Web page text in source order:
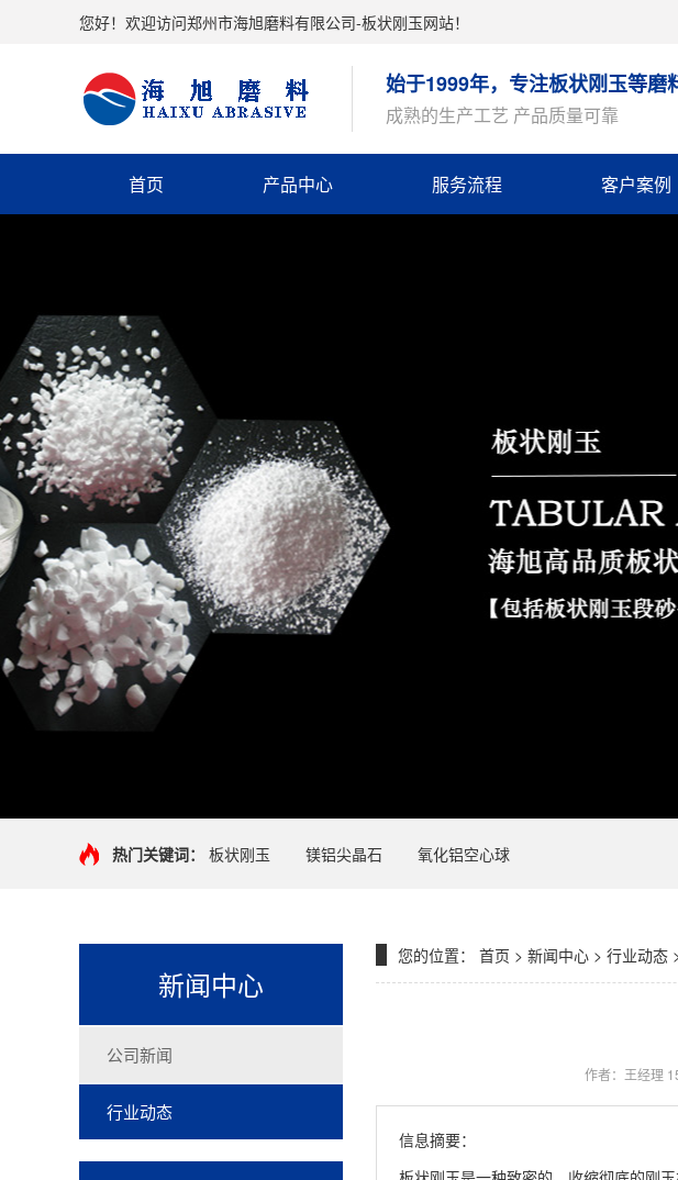
您好！欢迎访问郑州市海旭磨料有限公司-板状刚玉网站！
始于1999年，专注板状刚玉等磨
成熟的生产工艺 产品质量可靠
首页 产品中心 服务流程 客户案例
热门关键词： 板状刚玉 镁铝尖晶石 氧化铝空心球
新闻中心
公司新闻
行业动态
您的位置： 首页 > 新闻中心 > 行业动态
作者：王经理
信息摘要：